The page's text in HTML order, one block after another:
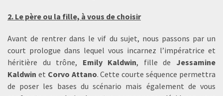
2. Le père ou la fille, à vous de choisir
Avant de rentrer dans le vif du sujet, nous passons par un
court prologue dans lequel vous incarnez l’impératrice et
héritière du trône, Emily Kaldwin, fille de Jessamine
Kaldwin et Corvo Attano. Cette courte séquence permettra
de poser les bases du scénario mais également de vous